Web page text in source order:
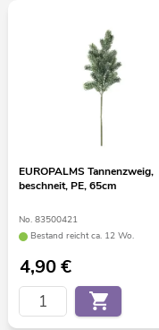
EUROPALMS Tannenzweig,
beschneit, PE, 65cm
No. 83500421
Bestand reicht ca. 12 Wo.
4,90€